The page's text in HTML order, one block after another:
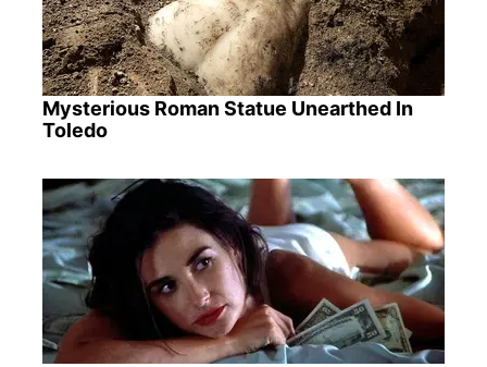
Mysterious Roman Statue Unearthed In
Toledo